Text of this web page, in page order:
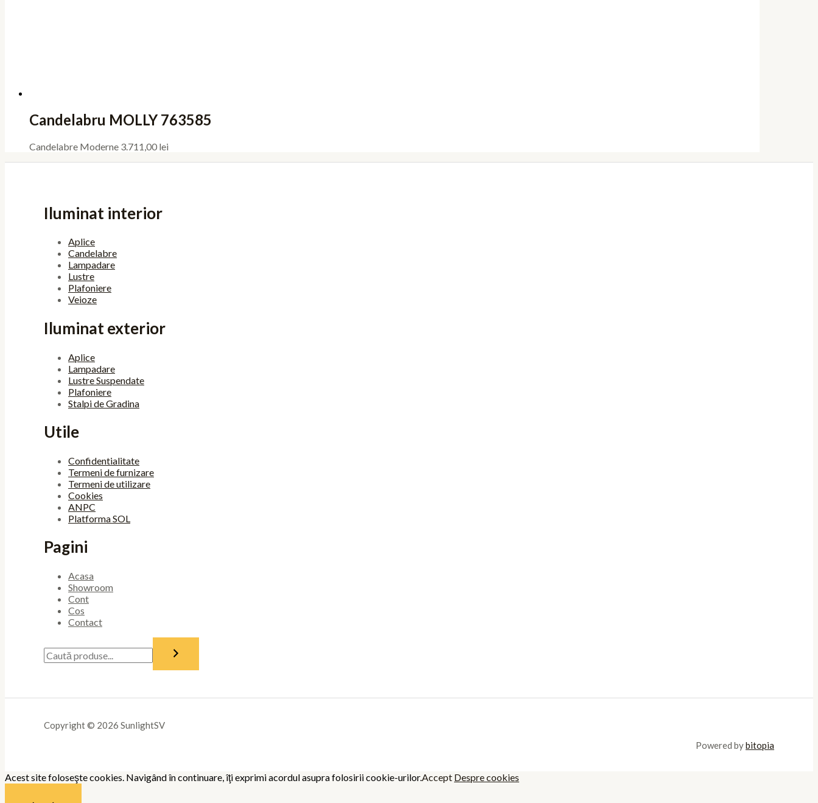
Candelabru MOLLY 763585
Candelabre Moderne 3.711,00 lei
Iluminat interior
Aplice
Candelabre
Lampadare
Lustre
Plafoniere
Veioze
Iluminat exterior
Aplice
Lampadare
Lustre Suspendate
Plafoniere
Stalpi de Gradina
Utile
Confidentialitate
Termeni de furnizare
Termeni de utilizare
Cookies
ANPC
Platforma SOL
Pagini
Acasa
Showroom
Cont
Cos
Contact
Copyright © 2026 SunlightSV
Powered bybitopia
Acest site foloseşte cookies. Navigând în continuare, îţi exprimi acordul asupra folosirii cookie-urilor.Accept Despre cookies